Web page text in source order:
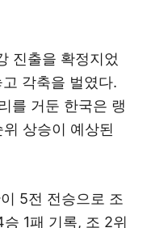
진출을 확정지었
각축을 벌였다.
를 거둔 한국은 랭
상승이 예상된
5전 전승으로 조
1패 기록, 조 2위